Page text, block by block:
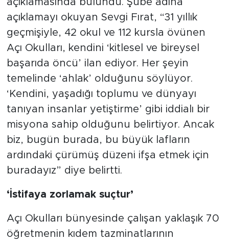
açıklamasında bulundu. Şube adına
açıklamayı okuyan Sevgi Fırat, “31 yıllık
geçmişiyle, 42 okul ve 112 kursla övünen
Açı Okulları, kendini ‘kitlesel ve bireysel
başarıda öncü’ ilan ediyor. Her şeyin
temelinde ‘ahlak’ olduğunu söylüyor.
‘Kendini, yaşadığı toplumu ve dünyayı
tanıyan insanlar yetiştirme’ gibi iddialı bir
misyona sahip olduğunu belirtiyor. Ancak
biz, bugün burada, bu büyük lafların
ardındaki çürümüş düzeni ifşa etmek için
buradayız” diye belirtti.
‘İstifaya zorlamak suçtur’
Açı Okulları bünyesinde çalışan yaklaşık 70
öğretmenin kıdem tazminatlarının